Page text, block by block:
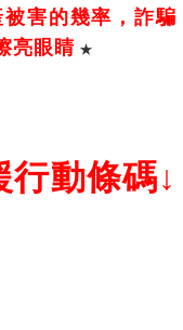
害的幾率，詐騙
亮眼睛 ★
行動條碼↓